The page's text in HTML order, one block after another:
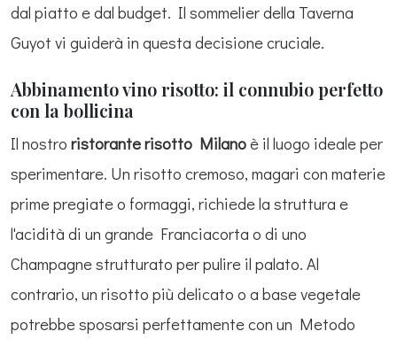
dal piatto e dal budget. Il sommelier della Taverna
Guyot vi guiderà in questa decisione cruciale.
Abbinamento vino risotto: il connubio perfetto
con la bollicina
Il nostro ristorante risotto Milanoè il luogo ideale per
sperimentare. Un risotto cremoso, magari con materie
prime pregiate o formaggi, richiede la struttura e
l'acidità di un grande Franciacorta o di uno
Champagne strutturato per pulire il palato. Al
contrario, un risotto più delicato o a base vegetale
potrebbe sposarsi perfettamente con un Metodo